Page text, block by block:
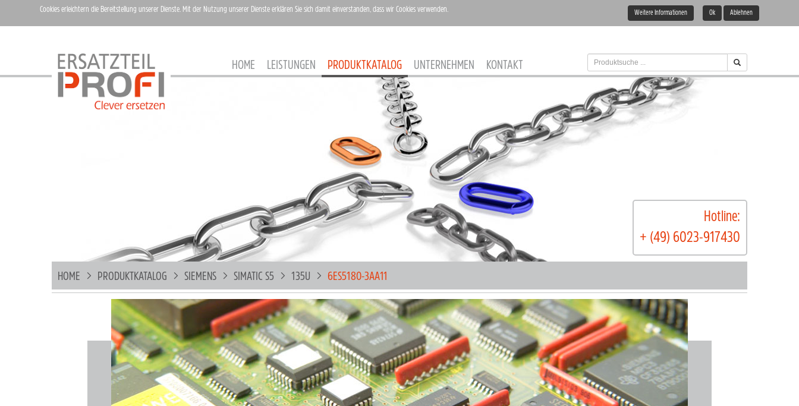
HOME LEISTUNGEN PRODUKTKATALOG UNTERNEHMEN KONTAKT
Hotline:
+ (49) 6023-917430
HOME PRODUKTKATALOG SIEMENS SIMATIC S5 135U 6ES5180-3AA11
Cookies erleichtern die Bereitstellung unserer Dienste. Mit der Nutzung unserer Dienste erklären Sie sich damit einverstanden, dass wir Cookies verwenden. Weitere Informationen Ok Ablehnen